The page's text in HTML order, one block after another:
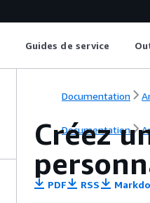
Guides de service
Documentation
Documentation
Créez
PDF RSS